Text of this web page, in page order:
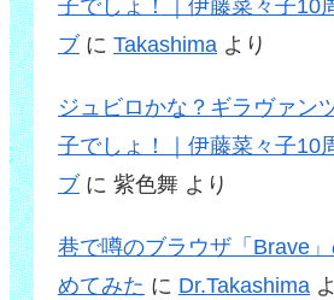
子でしょ！｜伊藤菜々子10
ブ に Takashima より
ジュビロかな？ギラヴァン
子でしょ！｜伊藤菜々子10
ブ に 紫色舞 より
巷で噂のブラウザ「Brave
めてみた に Dr.Takashima